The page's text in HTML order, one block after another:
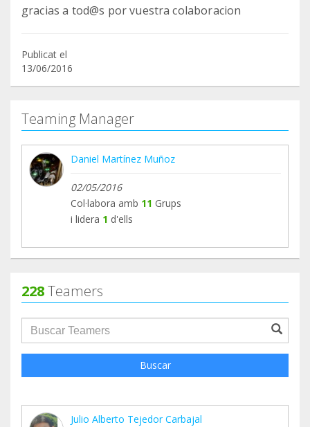
gracias a tod@s por vuestra colaboracion
Publicat el
13/06/2016
Teaming Manager
Daniel Martínez Muñoz
02/05/2016
Col·labora amb 11 Grups
i lidera 1 d'ells
228Teamers
groupProfile.searchForm.search.text???
Buscar
Julio Alberto Tejedor Carbajal